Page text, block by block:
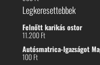
Legkeresettebbek
Felnőtt karikás ostor
11.200Ft
Autósmatrica-Igazságot
100Ft